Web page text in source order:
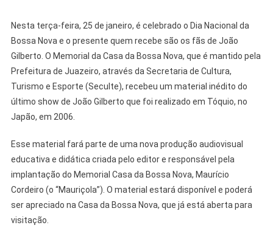
Nesta terça-feira, 25 de janeiro, é celebrado o Dia Nacional da
Bossa Nova e o presente quem recebe são os fãs de João
Gilberto. O Memorial da Casa da Bossa Nova, que é mantido pela
Prefeitura de Juazeiro, através da Secretaria de Cultura,
Turismo e Esporte (Seculte), recebeu um material inédito do
último show de João Gilberto que foi realizado em Tóquio, no
Japão, em 2006.
Esse material fará parte de uma nova produção audiovisual
educativa e didática criada pelo editor e responsável pela
implantação do Memorial Casa da Bossa Nova, Maurício
Cordeiro (o “Mauriçola”). O material estará disponível e poderá
ser apreciado na Casa da Bossa Nova, que já está aberta para
visitação.